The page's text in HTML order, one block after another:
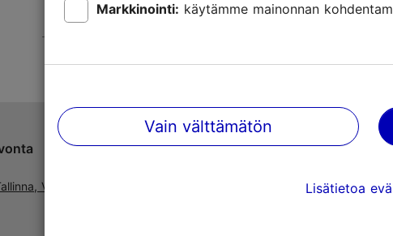
Viro
Markkinointi: käytämme mainonnan
Vain välttämätön
Lisätietoa